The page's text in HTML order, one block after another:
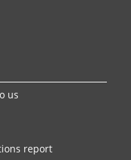
us
report